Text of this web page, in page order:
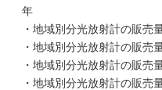
年
・地域別分光放射計の販売
・地域別分光放射計の販売
・地域別分光放射計の販売
・地域別分光放射計の販売